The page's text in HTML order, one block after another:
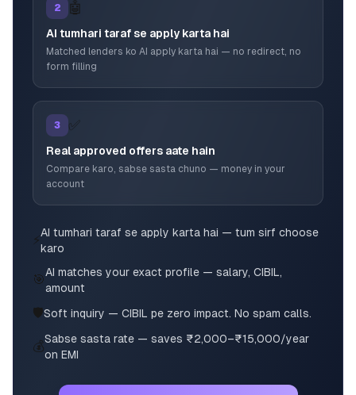
2 🤖
AI tumhari taraf se apply karta hai
Matched lenders ko AI apply karta hai — no redirect, no
form filling
3 ✅
Real approved offers aate hain
Compare karo, sabse sasta chuno — money in your
account
⚡AI tumhari taraf se apply karta hai — tum sirf choose
karo
🎯AI matches your exact profile — salary, CIBIL,
amount
🛡️Soft inquiry — CIBIL pe zero impact. No spam calls.
💰Sabse sasta rate — saves ₹2,000–₹15,000/year
on EMI